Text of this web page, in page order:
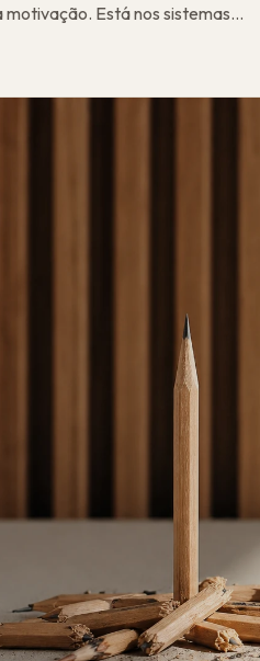
Está nos sistemas...